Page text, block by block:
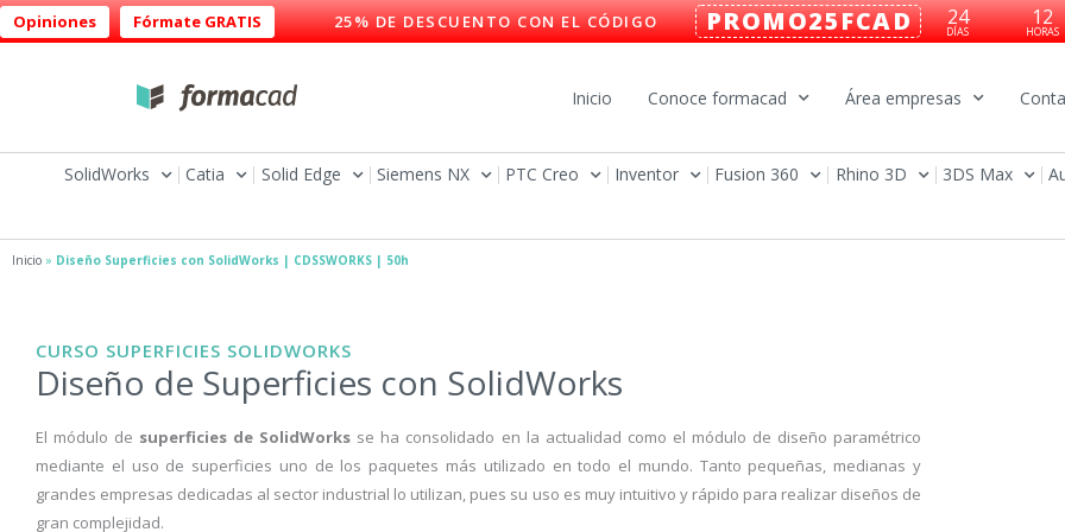
Ir
al
Opiniones Fórmate GRATIS 25% DE DESCUENTO CON EL CÓDIGO PROMO25FCAD 24
DÍAS
12
HORAS
Inicio Conoce formacad Área empresas
SolidWorks Catia Solid Edge Siemens NX PTC Creo Inventor Fusion 360 Rhino 3D 3DS Max
Inicio » Diseño Superficies con SolidWorks | CDSSWORKS | 50h
CURSO SUPERFICIES SOLIDWORKS
Diseño de Superficies con SolidWorks
El módulo de superficies de SolidWorks se ha consolidado en la actualidad como el módulo de diseño paramétrico
mediante el uso de superficies uno de los paquetes más utilizado en todo el mundo. Tanto pequeñas, medianas y
grandes empresas dedicadas al sector industrial lo utilizan, pues su uso es muy intuitivo y rápido para realizar diseños de
gran complejidad.